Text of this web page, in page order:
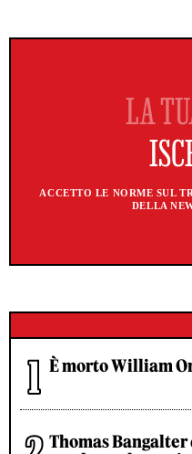
ACCETTO LE NORME SUL
DELLA
È morto William
Thomas